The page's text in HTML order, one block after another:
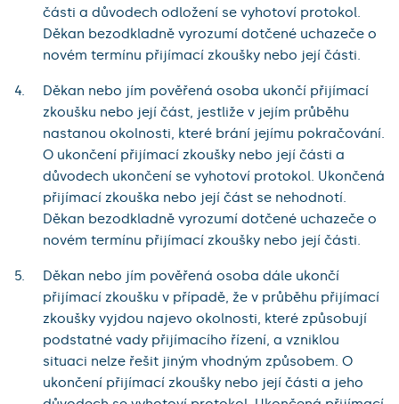
části a důvodech odložení se vyhotoví protokol.
Děkan bezodkladně vyrozumí dotčené uchazeče o
novém termínu přijímací zkoušky nebo její části.
Děkan nebo jím pověřená osoba ukončí přijímací
zkoušku nebo její část, jestliže v jejím průběhu
nastanou okolnosti, které brání jejímu pokračování.
O ukončení přijímací zkoušky nebo její části a
důvodech ukončení se vyhotoví protokol. Ukončená
přijímací zkouška nebo její část se nehodnotí.
Děkan bezodkladně vyrozumí dotčené uchazeče o
novém termínu přijímací zkoušky nebo její části.
Děkan nebo jím pověřená osoba dále ukončí
přijímací zkoušku v případě, že v průběhu přijímací
zkoušky vyjdou najevo okolnosti, které způsobují
podstatné vady přijímacího řízení, a vzniklou
situaci nelze řešit jiným vhodným způsobem. O
ukončení přijímací zkoušky nebo její části a jeho